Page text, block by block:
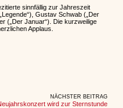
sinnfällig zur Jahreszeit
Gustav Schwab („Der
(„Der Januar“). Die kurzweilige
Applaus.
NÄCHSTER BEITRAG
wird zur Sternstunde